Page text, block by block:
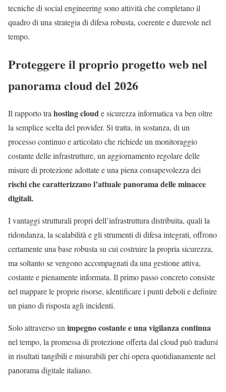
tecniche di social engineering sono attività che completano il
quadro di una strategia di difesa robusta, coerente e durevole nel
tempo.
Proteggere il proprio progetto web nel
panorama cloud del 2026
Il rapporto tra hosting cloude sicurezza informatica va ben oltre
la semplice scelta del provider. Si tratta, in sostanza, di un
processo continuo e articolato che richiede un monitoraggio
costante delle infrastrutture, un aggiornamento regolare delle
misure di protezione adottate e una piena consapevolezza dei
rischi che caratterizzano l’attuale panorama delle minacce
digitali.
I vantaggi strutturali propri dell’infrastruttura distribuita, quali la
ridondanza, la scalabilità e gli strumenti di difesa integrati, offrono
certamente una base robusta su cui costruire la propria sicurezza,
ma soltanto se vengono accompagnati da una gestione attiva,
costante e pienamente informata. Il primo passo concreto consiste
nel mappare le proprie risorse, identificare i punti deboli e definire
un piano di risposta agli incidenti.
Solo attraverso un impegno costante e una vigilanza continua
nel tempo, la promessa di protezione offerta dal cloud può tradursi
in risultati tangibili e misurabili per chi opera quotidianamente nel
panorama digitale italiano.